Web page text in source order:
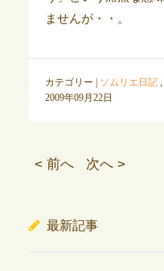
ませんが・・。
カテゴリー | ソムリエ日記,
2009年09月22日
< 前へ 次へ >
最新記事